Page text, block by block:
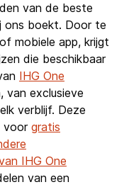
van de beste
ons boekt. Door te
mobiele app, krijgt
die beschikbaar
IHG One
van exclusieve
verblijf. Deze
voor gratis
IHG One
van een